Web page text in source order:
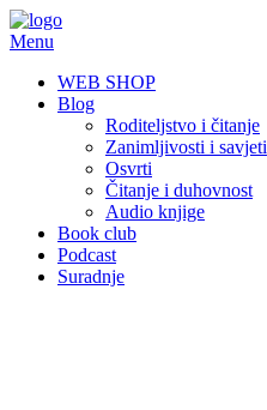
Skip
to
Menu
WEB SHOP
Blog
Roditeljstvo i čitanje
Zanimljivosti i savjeti
Osvrti
Čitanje i duhovnost
Audio knjige
Book club
Podcast
Suradnje